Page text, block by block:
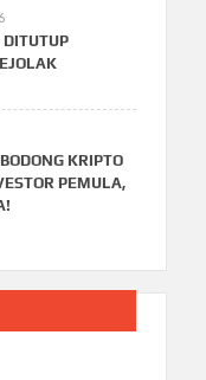
KRIPTO
PEMULA,